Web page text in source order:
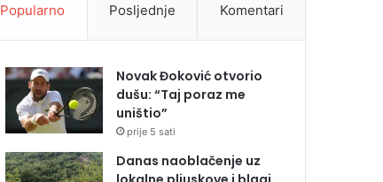
Popularno Posljednje Komentari
Novak Đoković otvorio
dušu: “Taj poraz me
uništio”
prije 5 sati
Danas naoblačenje uz